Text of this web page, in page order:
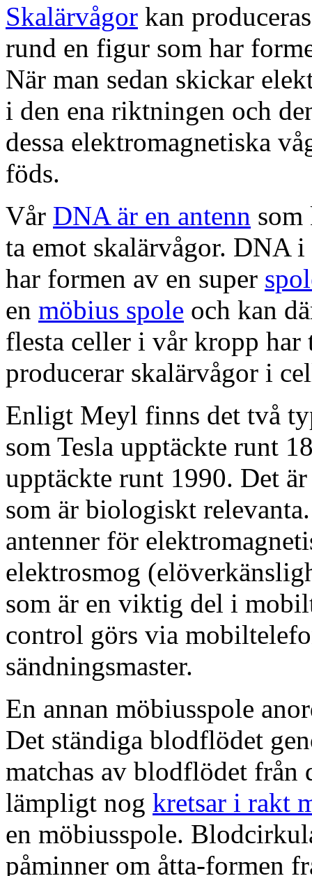
Skalärvågor kan
rund en figur som har
När man sedan skickar
i den ena riktningen och
dessa elektromagnetiska
föds.
Vår DNA är en antenn som
ta emot skalärvågor. DNA
har formen av en super
en möbius spole och kan
flesta celler i vår kropp har
producerar skalärvågor i
Enligt Meyl finns det två
som Tesla upptäckte runt
upptäckte runt 1990. Det
som är biologiskt
antenner för
elektrosmog
som är en viktig del i
control görs via
sändningsmaster.
En annan möbiusspole
Det ständiga blodflödet
matchas av blodflödet från
lämpligt nog kretsar i rakt
en möbiusspole.
påminner om åtta-formen